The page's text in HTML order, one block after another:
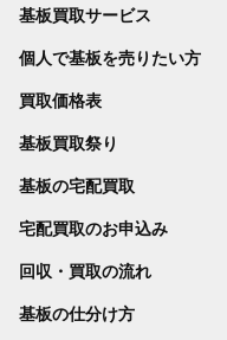
基板買取サービス
個人で基板を売りたい方
買取価格表
基板買取祭り
基板の宅配買取
宅配買取のお申込み
回収・買取の流れ
基板の仕分け方